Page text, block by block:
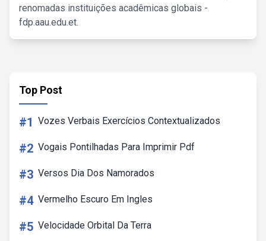
renomadas instituições acadêmicas globais -
fdp.aau.edu.et.
Top Post
#1 Vozes Verbais Exercícios Contextualizados
#2 Vogais Pontilhadas Para Imprimir Pdf
#3 Versos Dia Dos Namorados
#4 Vermelho Escuro Em Ingles
#5 Velocidade Orbital Da Terra